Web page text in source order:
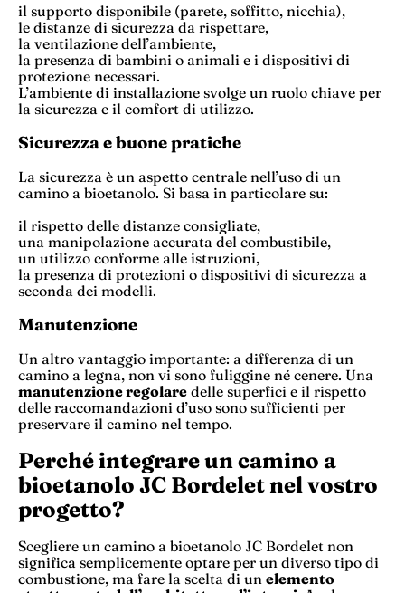
il supporto disponibile (parete, soffitto, nicchia),
le distanze di sicurezza da rispettare,
la ventilazione dell’ambiente,
la presenza di bambini o animali e i dispositivi di
protezione necessari.
L’ambiente di installazione svolge un ruolo chiave per
la sicurezza e il comfort di utilizzo.
Sicurezza e buone pratiche
La sicurezza è un aspetto centrale nell’uso di un
camino a bioetanolo. Si basa in particolare su:
il rispetto delle distanze consigliate,
una manipolazione accurata del combustibile,
un utilizzo conforme alle istruzioni,
la presenza di protezioni o dispositivi di sicurezza a
seconda dei modelli.
Manutenzione
Un altro vantaggio importante: a differenza di un
camino a legna, non vi sono fuliggine né cenere. Una
manutenzione regolare delle superfici e il rispetto
delle raccomandazioni d’uso sono sufficienti per
preservare il camino nel tempo.
Perché integrare un camino a
bioetanolo JC Bordelet nel vostro
progetto?
Scegliere un camino a bioetanolo JC Bordelet non
significa semplicemente optare per un diverso tipo di
combustione, ma fare la scelta di un elemento